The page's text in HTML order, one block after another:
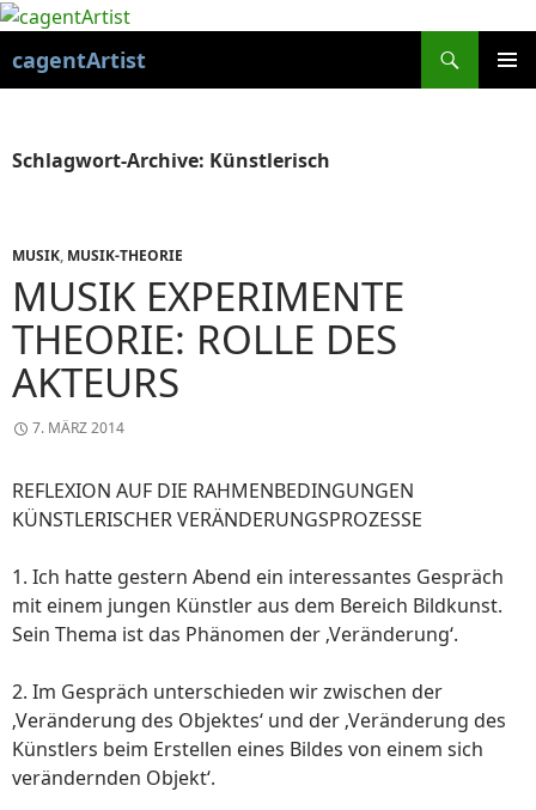
cagentArtist
ZUM
Schlagwort-Archive: Künstlerisch
MUSIK, MUSIK-THEORIE
MUSIK EXPERIMENTE
THEORIE: ROLLE DES
AKTEURS
7. MÄRZ 2014
REFLEXION AUF DIE RAHMENBEDINGUNGEN
KÜNSTLERISCHER VERÄNDERUNGSPROZESSE
1. Ich hatte gestern Abend ein interessantes Gespräch
mit einem jungen Künstler aus dem Bereich Bildkunst.
Sein Thema ist das Phänomen der ‚Veränderung‘.
2. Im Gespräch unterschieden wir zwischen der
‚Veränderung des Objektes‘ und der ‚Veränderung des
Künstlers beim Erstellen eines Bildes von einem sich
verändernden Objekt‘.